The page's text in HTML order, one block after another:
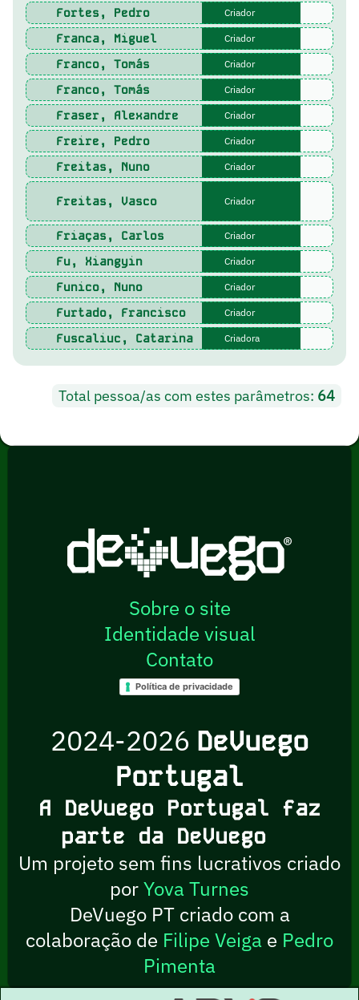
Fortes, Pedro Criador
Franca, Miguel Criador
Franco, Tomás Criador
Franco, Tomás Criador
Fraser, Alexandre Criador
Freire, Pedro Criador
Freitas, Nuno Criador
Freitas, Vasco Criador
Friaças, Carlos Criador
Fu, Xiangyin Criador
Funico, Nuno Criador
Furtado, Francisco Criador
Fuscaliuc, Catarina Criadora
Total pessoa/as com estes parâmetros: 64
Sobre o site
Identidade visual
Contato
Política de privacidade
2024-2026 DeVuego
Portugal
A DeVuego Portugal faz
parte da DeVuego
Um projeto sem fins lucrativos criado
porYova Turnes
DeVuego PT criado com a
colaboração de Filipe Veiga e Pedro
Pimenta